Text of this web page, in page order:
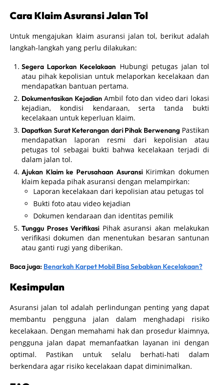
Cara Klaim Asuransi Jalan Tol
Untuk mengajukan klaim asuransi jalan tol, berikut adalah
langkah-langkah yang perlu dilakukan:
Segera Laporkan Kecelakaan Hubungi petugas jalan tol
atau pihak kepolisian untuk melaporkan kecelakaan dan
mendapatkan bantuan pertama.
Dokumentasikan KejadianAmbil foto dan video dari lokasi
kejadian, kondisi kendaraan, serta tanda bukti
kecelakaan untuk keperluan klaim.
Dapatkan Surat Keterangan dari Pihak BerwenangPastikan
mendapatkan laporan resmi dari kepolisian atau
petugas tol sebagai bukti bahwa kecelakaan terjadi di
dalam jalan tol.
Ajukan Klaim ke Perusahaan AsuransiKirimkan dokumen
klaim kepada pihak asuransi dengan melampirkan:
Laporan kecelakaan dari kepolisian atau petugas tol
Bukti foto atau video kejadian
Dokumen kendaraan dan identitas pemilik
Tunggu Proses Verifikasi Pihak asuransi akan melakukan
verifikasi dokumen dan menentukan besaran santunan
atau ganti rugi yang diberikan.
Baca juga: Benarkah Karpet Mobil Bisa Sebabkan Kecelakaan?
Kesimpulan
Asuransi jalan tol adalah perlindungan penting yang dapat
membantu pengguna jalan dalam menghadapi risiko
kecelakaan. Dengan memahami hak dan prosedur klaimnya,
pengguna jalan dapat memanfaatkan layanan ini dengan
optimal. Pastikan untuk selalu berhati-hati dalam
berkendara agar risiko kecelakaan dapat diminimalkan.